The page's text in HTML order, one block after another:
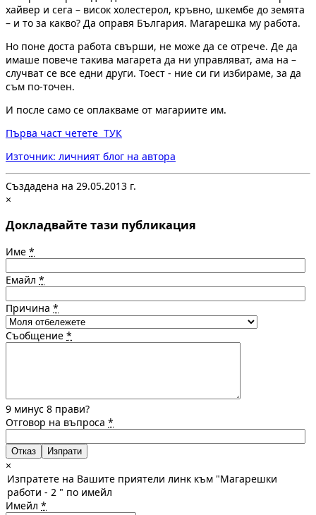
хайвер и сега – висок холестерол, кръвно, шкембе до земята
– и то за какво? Да оправя България. Магарешка му работа.
Но поне доста работа свърши, не може да се отрече. Де да
имаше повече такива магарета да ни управляват, ама на –
случват се все едни други. Тоест - ние си ги избираме, за да
съм по-точен.
И после само се оплакваме от магариите им.
Първа част четете ТУК
Източник: личният блог на автора
Създадена на 29.05.2013 г.
×
Докладвайте тази публикация
Име *
Емайл *
Причина *
Съобщение *
9 минус 8 прави?
Отговор на въпроса *
Отказ
×
Изпратете на Вашите приятели линк към "Магарешки
работи - 2 " по имейл
Имейл *